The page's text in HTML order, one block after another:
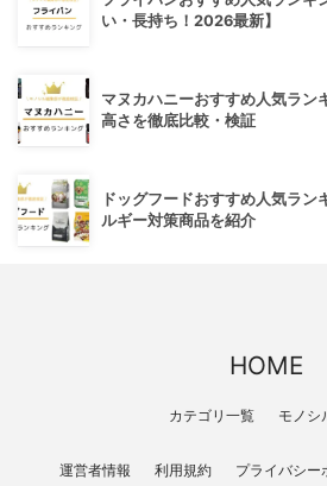
い・長持ち！2026最新】
マヌカハニーおすすめ人気ラン
高さを徹底比較・検証
ドッグフードおすすめ人気ラ
ルギー対策商品を紹介
HOME
カテゴリ一覧 モノシ
運営者情報 利用規約 プライバシー